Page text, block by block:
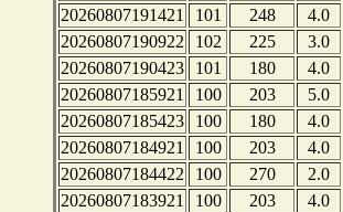
20260807191421
101 248
4.0
20260807190922
102 225
3.0
20260807190423
101 180
4.0
20260807185921
100 203
5.0
20260807185423
100 180
4.0
20260807184921
100 203
4.0
20260807184422
100 270
2.0
20260807183921
100 203
4.0